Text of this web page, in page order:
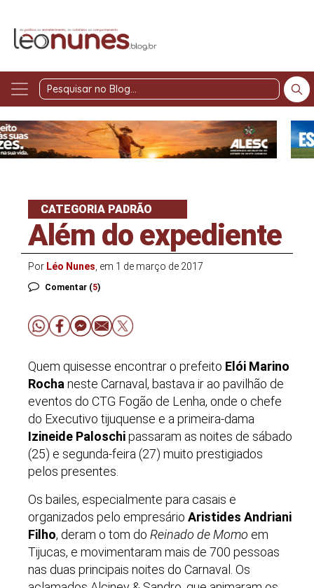
Pesquisar
Blog
CATEGORIA PADRÃO
Além do expediente
Por Léo Nunes , em 1 de março de 2017
Comentar (5)
Quem quisesse encontrar o prefeito Elói Marino
Rocha neste Carnaval, bastava ir ao pavilhão de
eventos do CTG Fogão de Lenha, onde o chefe
do Executivo tijuquense e a primeira-dama
Izineide Paloschipassaram as noites de sábado
(25) e segunda-feira (27) muito prestigiados
pelos presentes.
Os bailes, especialmente para casais e
organizados pelo empresário Aristides Andriani
Filho, deram o tom do Reinado de Momo em
Tijucas, e movimentaram mais de 700 pessoas
nas duas principais noites do Carnaval. Os